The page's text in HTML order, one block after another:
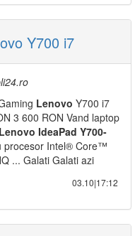
Y700 i7
Lenovo Y700 i7
3 600 RON Vand laptop
Lenovo IdeaPad Y700-
procesor Intel® Core™
... Galati Galati azi
03.10|17:12